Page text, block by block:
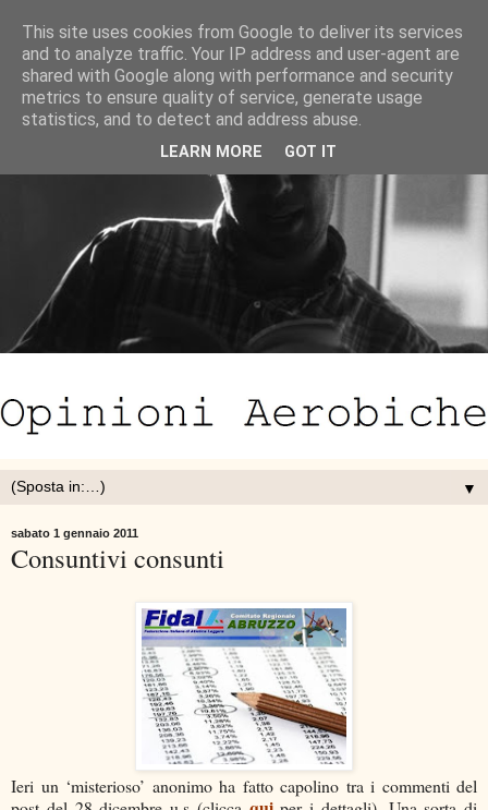
▼
sabato 1 gennaio 2011
Consuntivi consunti
Ieri un ‘misterioso’ anonimo ha fatto capolino tra i commenti del
This site uses cookies from Google to deliver its services
and to analyze traffic. Your IP address and user-agent are
shared with Google along with performance and security
metrics to ensure quality of service, generate usage
statistics, and to detect and address abuse.
LEARN MORE GOT IT